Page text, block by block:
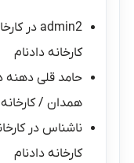
admin2 در
کارخانه دادنام
حامد قلی دهنه
همدان / کارخانه
ناشناس در
کارخانه دادنام